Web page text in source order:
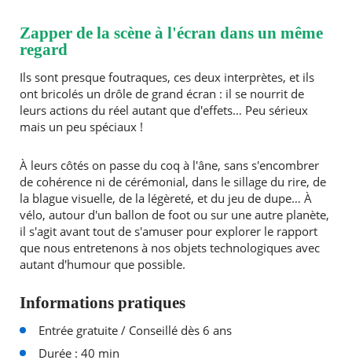
Zapper de la scène à l'écran dans un même
regard
Ils sont presque foutraques, ces deux interprètes, et ils
ont bricolés un drôle de grand écran : il se nourrit de
leurs actions du réel autant que d'effets… Peu sérieux
mais un peu spéciaux !
À leurs côtés on passe du coq à l'âne, sans s'encombrer
de cohérence ni de cérémonial, dans le sillage du rire, de
la blague visuelle, de la légèreté, et du jeu de dupe… À
vélo, autour d'un ballon de foot ou sur une autre planète,
il s'agit avant tout de s'amuser pour explorer le rapport
que nous entretenons à nos objets technologiques avec
autant d'humour que possible.
Informations pratiques
Entrée gratuite / Conseillé dès 6 ans
Durée : 40 min